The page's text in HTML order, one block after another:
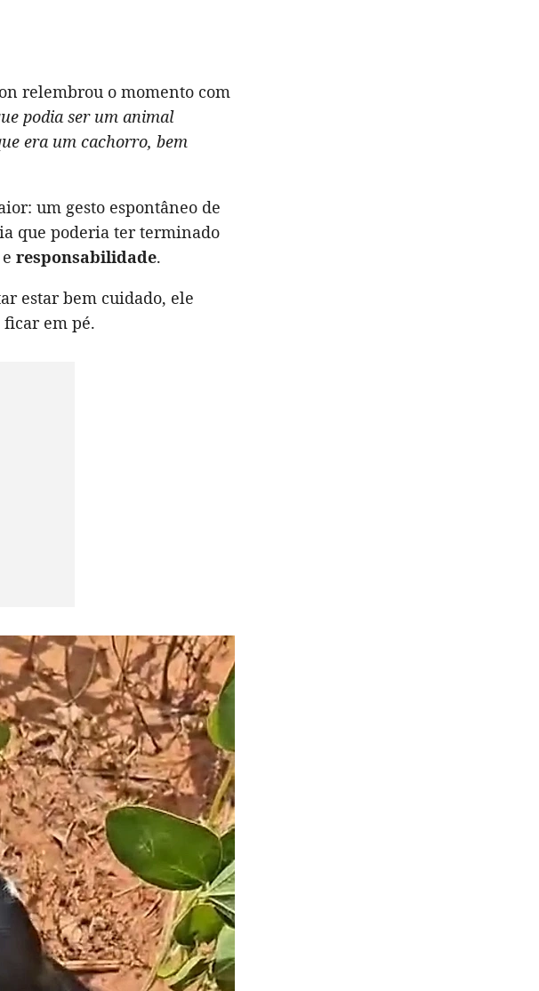
relembrou o momento com
podia ser um animal
era um cachorro, bem
um gesto espontâneo de
que poderia ter terminado
e responsabilidade.
estar bem cuidado, ele
em pé.